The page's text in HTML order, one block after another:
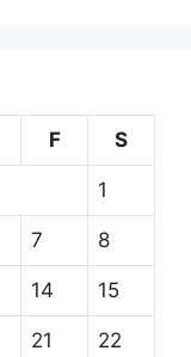
F S
1
7 8
14 15
21 22